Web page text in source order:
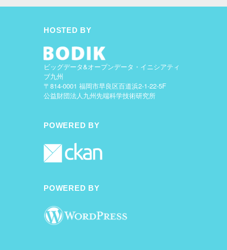
HOSTED BY
ビッグデータ&オープンデータ・イニシアティ
ブ九州
〒814-0001 福岡市早良区百道浜2-1-22-5F
公益財団法人九州先端科学技術研究所
POWERED BY
POWERED BY